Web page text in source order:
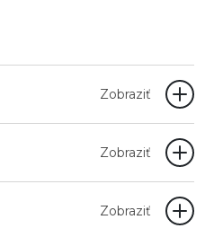
Zobraziť
Zobraziť
Zobraziť